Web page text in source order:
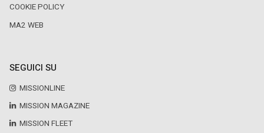
COOKIE POLICY
MA2 WEB
SEGUICI SU
MISSIONLINE
MISSION MAGAZINE
MISSION FLEET